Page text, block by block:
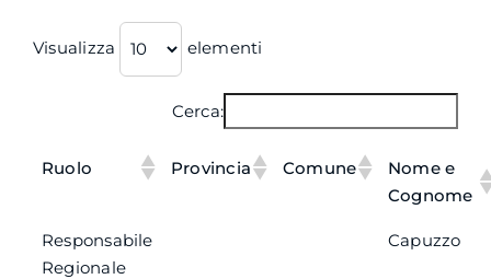
Visualizza elementi
Cerca:
Ruolo Provincia Comune
Nome e
Cognome
Responsabile
Regionale
Capuzzo